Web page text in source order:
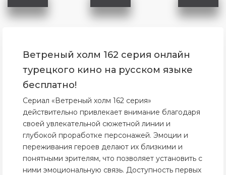
Ветреный холм 162 серия онлайн
турецкого кино на русском языке
бесплатно!
Сериал «Ветреный холм 162 серия»
действительно привлекает внимание благодаря
своей увлекательной сюжетной линии и
глубокой проработке персонажей. Эмоции и
переживания героев делают их близкими и
понятными зрителям, что позволяет установить с
ними эмоциональную связь. Доступность первых